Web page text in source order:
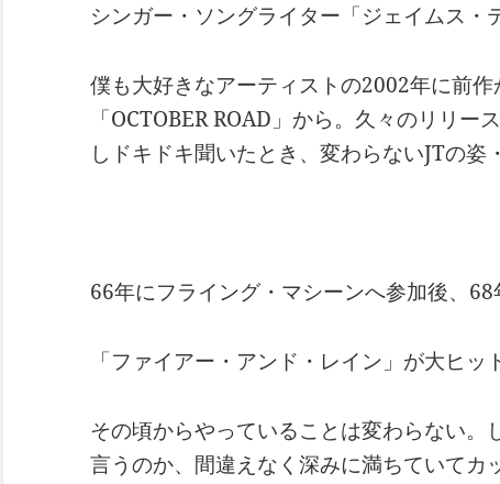
シンガー・ソングライター「ジェイムス・
僕も大好きなアーティストの2002年に前
「OCTOBER ROAD」から。久々のリリー
しドキドキ聞いたとき、変わらないJTの姿
66年にフライング・マシーンへ参加後、68
「ファイアー・アンド・レイン」が大ヒッ
その頃からやっていることは変わらない。
言うのか、間違えなく深みに満ちていてカ